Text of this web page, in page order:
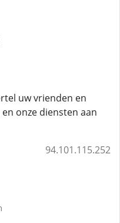
uw vrienden en
onze diensten aan
94.101.115.252